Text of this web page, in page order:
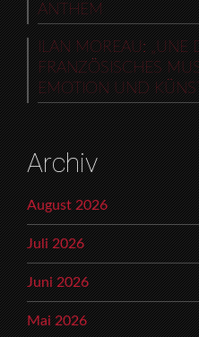
ANTHEM
ILAN MOREAU: „UNE
FRANZÖSISCHES
EMOTION UND
Archiv
August 2026
Juli 2026
Juni 2026
Mai 2026